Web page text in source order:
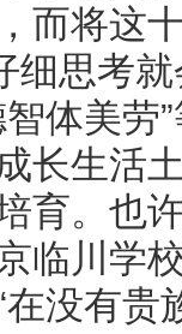
而将这
细思考
体美劳
长生活
育。也
临川学
没有贵